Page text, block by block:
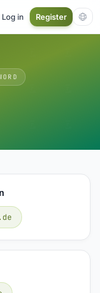
Log in Register